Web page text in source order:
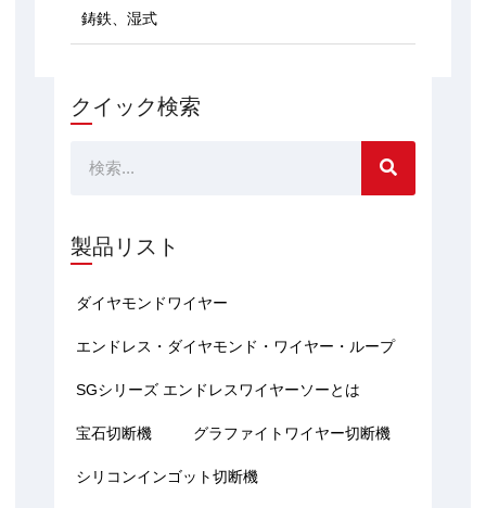
鋳鉄、湿式
クイック検索
検
製品リスト
ダイヤモンドワイヤー
エンドレス・ダイヤモンド・ワイヤー・ループ
SGシリーズ エンドレスワイヤーソーとは
宝石切断機 グラファイトワイヤー切断機
シリコンインゴット切断機